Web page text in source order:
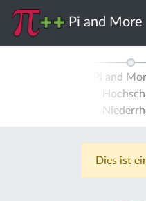
Pi and More
Pi and
Dies ist